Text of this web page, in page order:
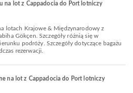
na lot z Cappadocia do Port lotniczy
Gökçen. Szczegóły różnią się w
podróży. Szczegóły dotyczące bagażu
rezerwacji.
na lot z Cappadocia do Port lotniczy